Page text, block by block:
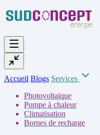
Accueil Blogs Services
Photovoltaïque
Pompe à chaleur
Climatisation
Bornes de recharge